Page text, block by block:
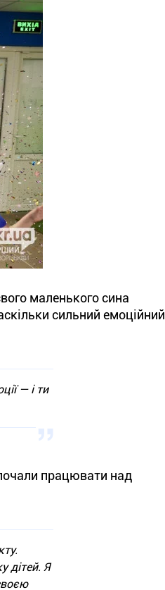
маленького сина
сильний емоційний
— і ти
працювати над
дітей. Я